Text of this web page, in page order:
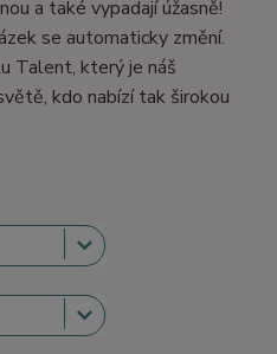
a také vypadají úžasně!
se automaticky změní.
Talent, který je náš
kdo nabízí tak širokou